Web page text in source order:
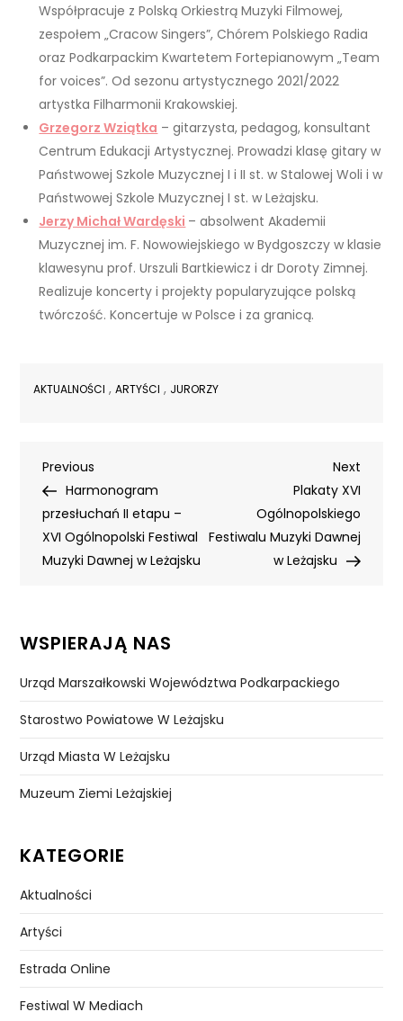
Współpracuje z Polską Orkiestrą Muzyki Filmowej,
zespołem „Cracow Singers”, Chórem Polskiego Radia
oraz Podkarpackim Kwartetem Fortepianowym „Team
for voices”. Od sezonu artystycznego 2021/2022
artystka Filharmonii Krakowskiej.
Grzegorz Wziątka – gitarzysta, pedagog, konsultant
Centrum Edukacji Artystycznej. Prowadzi klasę gitary w
Państwowej Szkole Muzycznej I i II st. w Stalowej Woli i w
Państwowej Szkole Muzycznej I st. w Leżajsku.
Jerzy Michał Wardęski – absolwent Akademii
Muzycznej im. F. Nowowiejskiego w Bydgoszczy w klasie
klawesynu prof. Urszuli Bartkiewicz i dr Doroty Zimnej.
Realizuje koncerty i projekty popularyzujące polską
twórczość. Koncertuje w Polsce i za granicą.
AKTUALNOŚCI ,ARTYŚCI , JURORZY
Nawigacja
wpisu
Previous
Post
Previous
Harmonogram
przesłuchań II etapu –
XVI Ogólnopolski Festiwal
Muzyki Dawnej w Leżajsku
Next
Post
Next
Plakaty XVI
Ogólnopolskiego
Festiwalu Muzyki Dawnej
w Leżajsku
WSPIERAJĄ NAS
Urząd Marszałkowski Województwa Podkarpackiego
Starostwo Powiatowe W Leżajsku
Urząd Miasta W Leżajsku
Muzeum Ziemi Leżajskiej
KATEGORIE
Aktualności
Artyści
Estrada Online
Festiwal W Mediach